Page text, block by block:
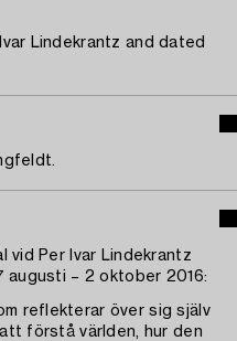
Lindekrantz and dated
vid Per Ivar Lindekrantz
augusti – 2 oktober 2016:
reflekterar över sig själv
förstå världen, hur den